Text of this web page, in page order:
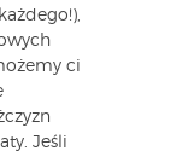
ci
Jeśli